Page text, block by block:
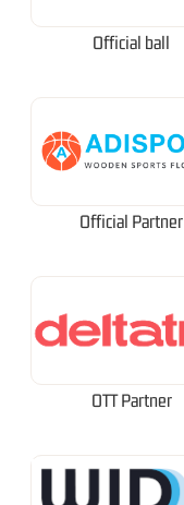
Official ball
Official Partner
OTT Partner